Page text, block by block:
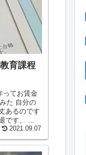
育課程
ってお賃金
た 自分の
あるのです
です。 ...
2021.09.07